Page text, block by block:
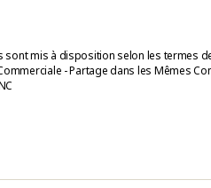
sont mis à disposition selon les termes
- Partage dans les Mêmes